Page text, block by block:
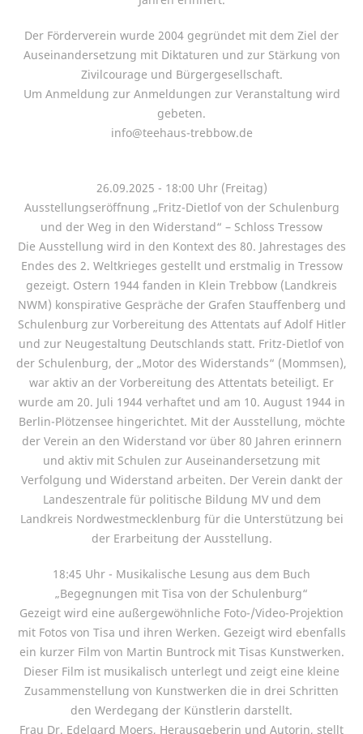
Der Förderverein wurde 2004 gegründet mit dem Ziel der
Auseinandersetzung mit Diktaturen und zur Stärkung von
Zivilcourage und Bürgergesellschaft.
Um Anmeldung zur Anmeldungen zur Veranstaltung wird
gebeten.
info@teehaus-trebbow.de
26.09.2025 - 18:00 Uhr (Freitag)
Ausstellungseröffnung „Fritz-Dietlof von der Schulenburg
und der Weg in den Widerstand“ – Schloss Tressow
Die Ausstellung wird in den Kontext des 80. Jahrestages des
Endes des 2. Weltkrieges gestellt und erstmalig in Tressow
gezeigt. Ostern 1944 fanden in Klein Trebbow (Landkreis
NWM) konspirative Gespräche der Grafen Stauffenberg und
Schulenburg zur Vorbereitung des Attentats auf Adolf Hitler
und zur Neugestaltung Deutschlands statt. Fritz-Dietlof von
der Schulenburg, der „Motor des Widerstands“ (Mommsen),
war aktiv an der Vorbereitung des Attentats beteiligt. Er
wurde am 20. Juli 1944 verhaftet und am 10. August 1944 in
Berlin-Plötzensee hingerichtet. Mit der Ausstellung, möchte
der Verein an den Widerstand vor über 80 Jahren erinnern
und aktiv mit Schulen zur Auseinandersetzung mit
Verfolgung und Widerstand arbeiten. Der Verein dankt der
Landeszentrale für politische Bildung MV und dem
Landkreis Nordwestmecklenburg für die Unterstützung bei
der Erarbeitung der Ausstellung.
18:45 Uhr - Musikalische Lesung aus dem Buch
„Begegnungen mit Tisa von der Schulenburg“
Gezeigt wird eine außergewöhnliche Foto-/Video-Projektion
mit Fotos von Tisa und ihren Werken. Gezeigt wird ebenfalls
ein kurzer Film von Martin Buntrock mit Tisas Kunstwerken.
Dieser Film ist musikalisch unterlegt und zeigt eine kleine
Zusammenstellung von Kunstwerken die in drei Schritten
den Werdegang der Künstlerin darstellt.
Frau Dr. Edelgard Moers, Herausgeberin und Autorin, stellt